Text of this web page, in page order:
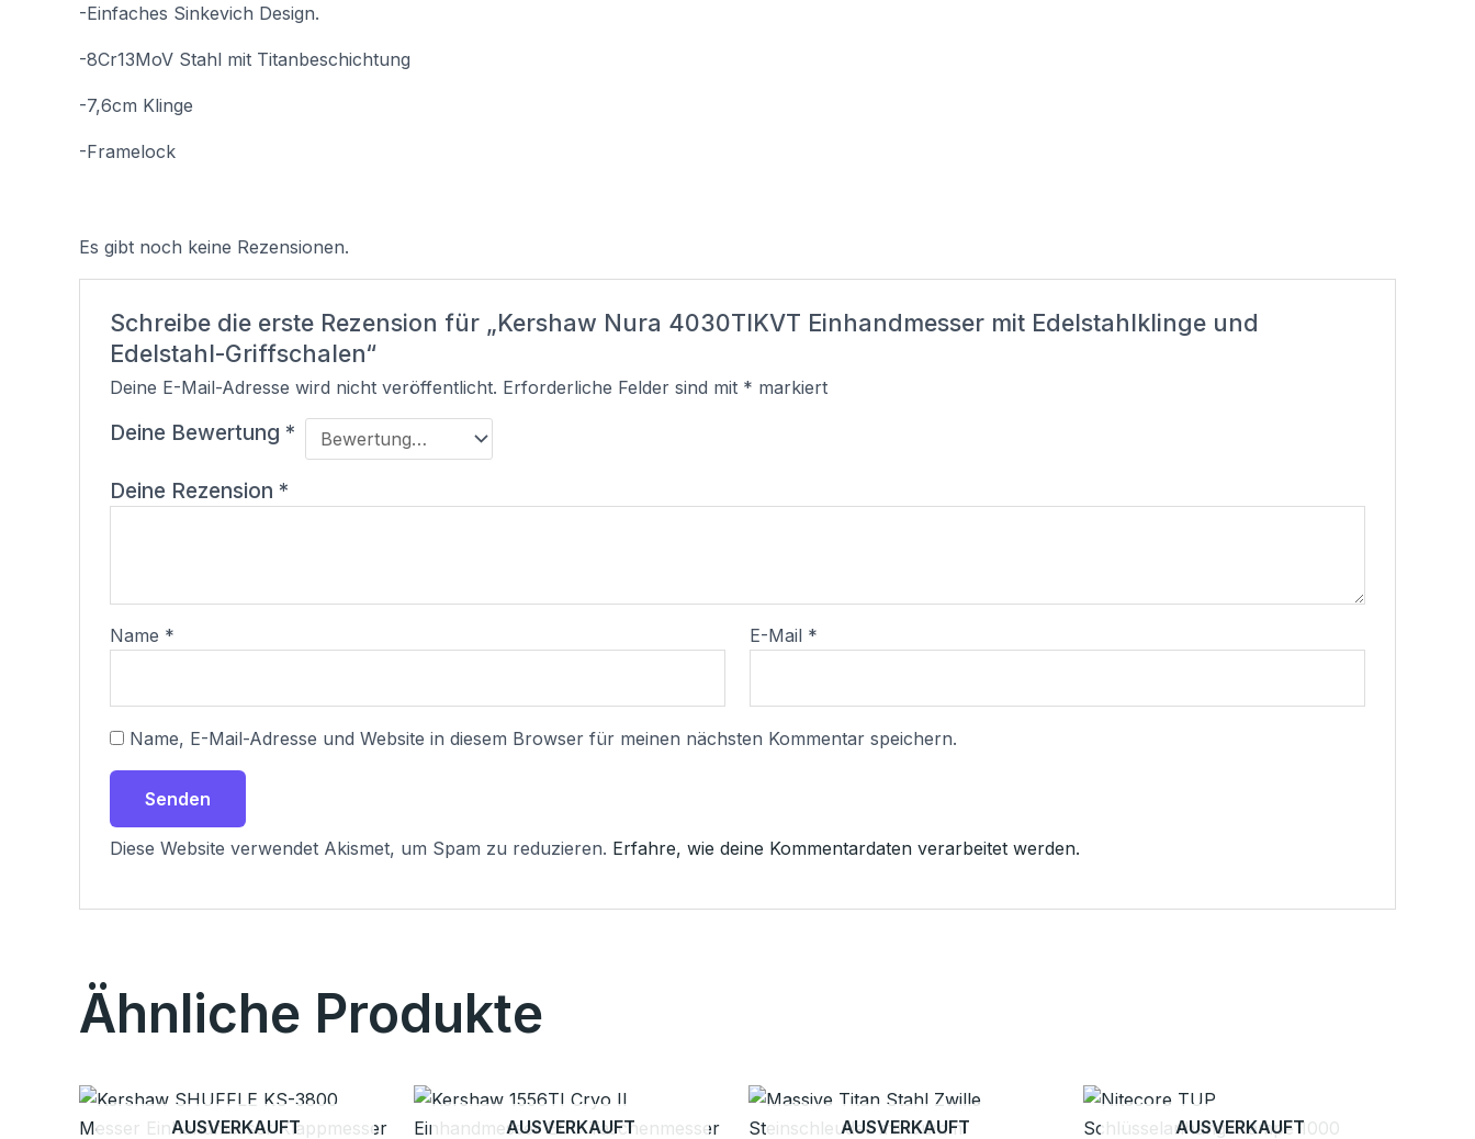
-Einfaches Sinkevich Design.
-8Cr13MoV Stahl mit Titanbeschichtung
-7,6cm Klinge
-Framelock
Es gibt noch keine Rezensionen.
Schreibe die erste Rezension für „Kershaw Nura 4030TIKVT Einhandmesser mit Edelstahlklinge und
Edelstahl-Griffschalen“
Deine E-Mail-Adresse wird nicht veröffentlicht. Erforderliche Felder sind mit * markiert
Deine Bewertung *
Deine Rezension *
Name * E-Mail *
Name, E-Mail-Adresse und Website in diesem Browser für meinen nächsten Kommentar speichern.
Diese Website verwendet Akismet, um Spam zu reduzieren. Erfahre, wie deine Kommentardaten verarbeitet werden.
Ähnliche Produkte
AUSVERKAUFT AUSVERKAUFT AUSVERKAUFT AUSVERKAUFT